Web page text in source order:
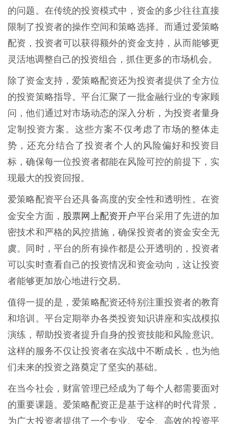
的问题。在传统的投资模式中，资金的多少往往直接
限制了投资者的操作空间和策略选择。而通过爱策略
配资，投资者可以获得额外的资金支持，从而能够更
灵活地调整自己的投资组合，抓住更多的市场机会。
除了资金支持，爱策略配资还为投资者提供了全方位
的投资策略指导。平台汇聚了一批金融行业的专家顾
问，他们通过对市场动态的深入分析，为投资者量身
定制投资方案。这些方案不仅考虑了市场的整体走
势，还充分结合了投资者个人的风险偏好和投资目
标，确保每一位投资者都能在风险可控的前提下，实
现最大的投资回报。
爱策略配资平台还具备高度的安全性和透明性。在资
金安全方面， 股票网上配资开户平台采用了先进的加
密技术和严格的风控措施，确保投资者的资金安全无
虞。同时，平台的所有操作都是公开透明的，投资者
可以实时查看自己的投资情况和资金动向，这让投资
者能够更加放心地进行交易。
值得一提的是，爱策略配资还特别注重投资者的教育
和培训。平台定期举办各类投资知识讲座和实战模拟
演练，帮助投资者提升自身的投资技能和风险意识。
这样的服务不仅让投资者在实战中不断成长，也为他
们未来的投资之路奠定了坚实的基础。
在当今社会，财富管理已经成为了每个人都需要面对
的重要课题。爱策略配资正是基于这样的时代背景，
为广大投资者提供了一个专业、安全、高效的投资平